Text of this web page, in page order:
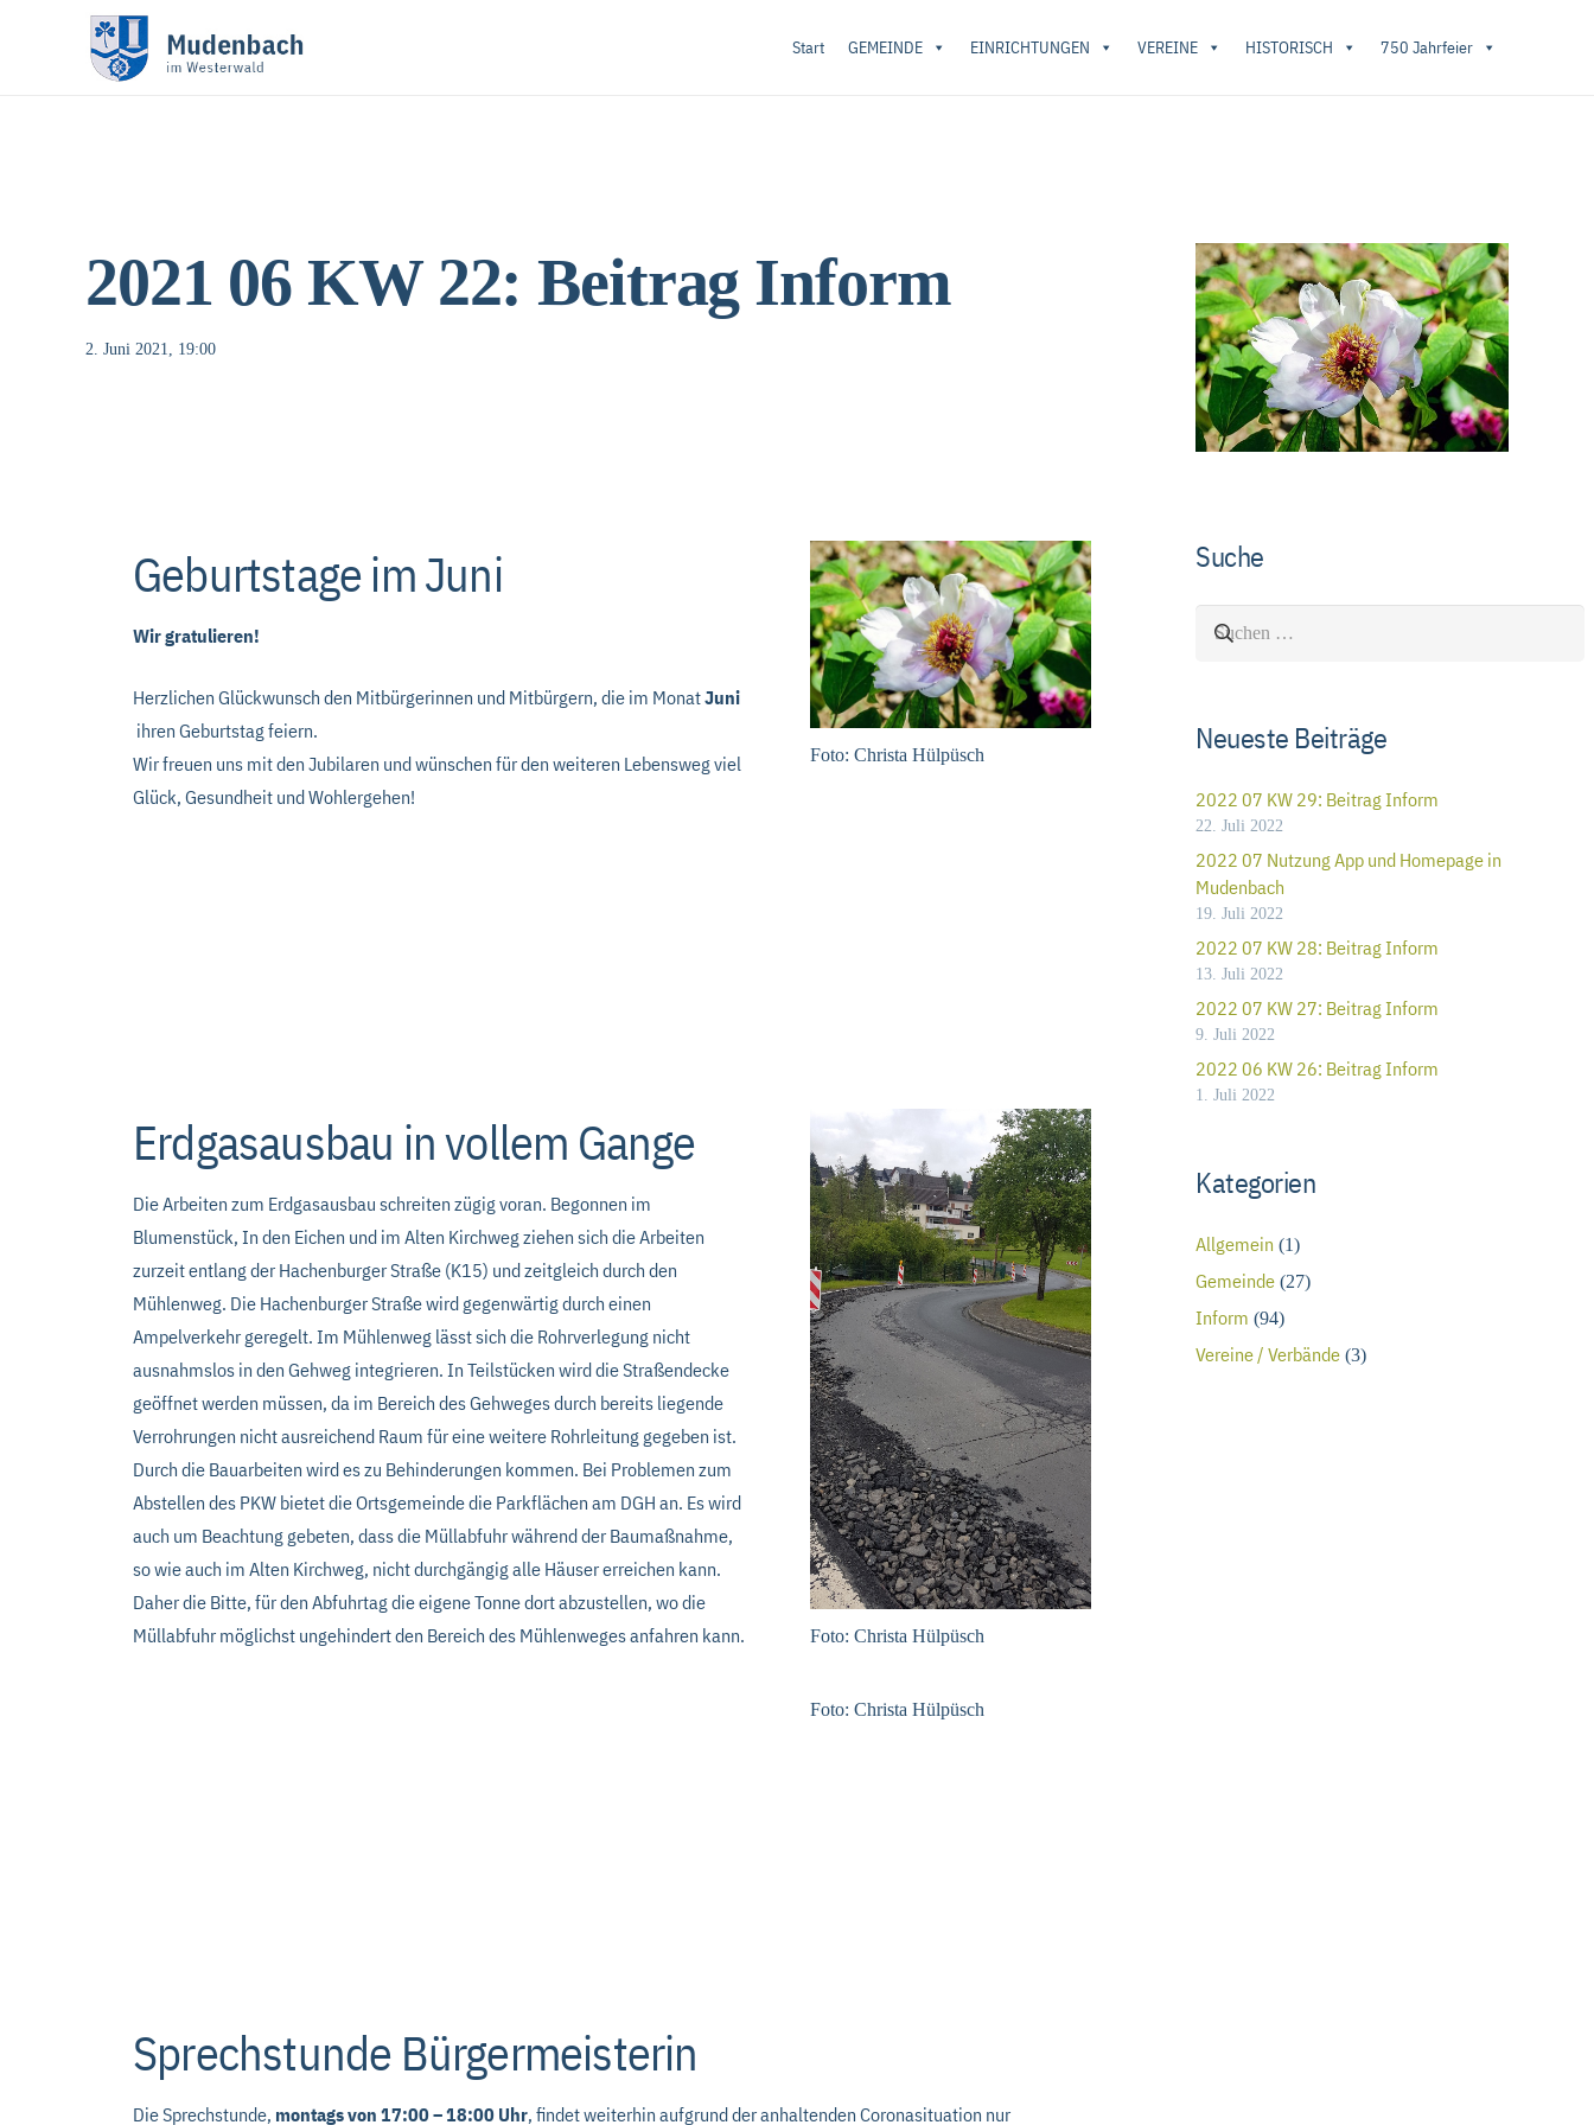
Start GEMEINDE EINRICHTUNGEN VEREINE HISTORISCH 750 Jahrfeier
2021 06 KW 22: Beitrag Inform
2. Juni 2021, 19:00
Geburtstage im Juni
Wir gratulieren!
Herzlichen Glückwunsch den Mitbürgerinnen und Mitbürgern, die im MonatJuni
ihren Geburtstag feiern.
Wir freuen uns mit den Jubilaren und wünschen für den weiteren Lebensweg viel
Glück, Gesundheit und Wohlergehen!
Foto: Christa Hülpüsch
Erdgasausbau in vollem Gange
Die Arbeiten zum Erdgasausbau schreiten zügig voran. Begonnen im
Blumenstück, In den Eichen und im Alten Kirchweg ziehen sich die Arbeiten
zurzeit entlang der Hachenburger Straße (K15) und zeitgleich durch den
Mühlenweg. Die Hachenburger Straße wird gegenwärtig durch einen
Ampelverkehr geregelt. Im Mühlenweg lässt sich die Rohrverlegung nicht
ausnahmslos in den Gehweg integrieren. In Teilstücken wird die Straßendecke
geöffnet werden müssen, da im Bereich des Gehweges durch bereits liegende
Verrohrungen nicht ausreichend Raum für eine weitere Rohrleitung gegeben ist.
Durch die Bauarbeiten wird es zu Behinderungen kommen. Bei Problemen zum
Abstellen des PKW bietet die Ortsgemeinde die Parkflächen am DGH an. Es wird
auch um Beachtung gebeten, dass die Müllabfuhr während der Baumaßnahme,
so wie auch im Alten Kirchweg, nicht durchgängig alle Häuser erreichen kann.
Daher die Bitte, für den Abfuhrtag die eigene Tonne dort abzustellen, wo die
Müllabfuhr möglichst ungehindert den Bereich des Mühlenweges anfahren kann.
Foto: Christa Hülpüsch
Foto: Christa Hülpüsch
Sprechstunde Bürgermeisterin
Die Sprechstunde, montags von 17:00 – 18:00 Uhr, findet weiterhin aufgrund der anhaltenden Coronasituation nur
Suche
Suchen
Neueste Beiträge
2022 07 KW 29: Beitrag Inform
22. Juli 2022
2022 07 Nutzung App und Homepage in
Mudenbach
19. Juli 2022
2022 07 KW 28: Beitrag Inform
13. Juli 2022
2022 07 KW 27: Beitrag Inform
9. Juli 2022
2022 06 KW 26: Beitrag Inform
1. Juli 2022
Kategorien
Allgemein (1)
Gemeinde (27)
Inform (94)
Vereine / Verbände (3)